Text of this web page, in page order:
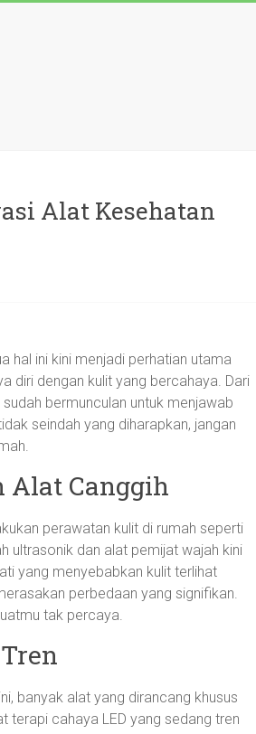
Alat Kesehatan
hal ini kini menjadi perhatian utama
diri dengan kulit yang bercahaya. Dari
bermunculan untuk menjawab
seindah yang diharapkan, jangan
Alat Canggih
perawatan kulit di rumah seperti
ultrasonik dan alat pemijat wajah kini
yang menyebabkan kulit terlihat
perbedaan yang signifikan.
tak percaya.
banyak alat yang dirancang khusus
terapi cahaya LED yang sedang tren